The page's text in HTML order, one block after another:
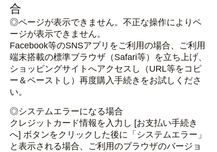
合
◎ページが表示できません。不正な操作によりペ
ージが表示できません。
Facebook等のSNSアプリをご利用の場合、ご利用
端末搭載の標準ブラウザ（Safari等）を立ち上げ、
ショッピングサイトへアクセスし（URL等をコピ
ー＆ペーストし）再度購入手続きをお試しくださ
い。
◎システムエラーになる場合
クレジットカード情報を入力し [お支払い手続き
へ] ボタンをクリックした後に「システムエラー」
と表示される場合、ご利用のブラウザのバージョ